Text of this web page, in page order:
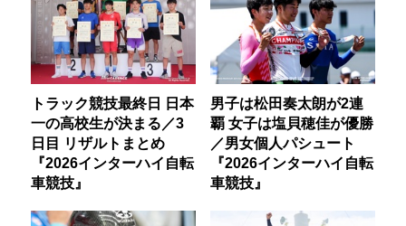
トラック競技最終日 日本
一の高校生が決まる／3
日目 リザルトまとめ
『2026インターハイ自転
車競技』
男子は松田奏太朗が2連
覇 女子は塩貝穂佳が優勝
／男女個人パシュート
『2026インターハイ自転
車競技』